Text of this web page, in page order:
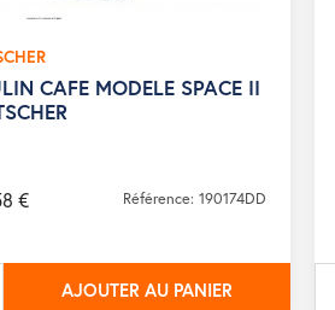
CAFE MODELE SPACE II
€ Référence: 190174DD
AJOUTER AU PANIER